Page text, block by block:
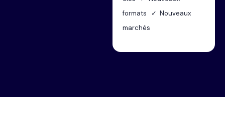
formats ✓ Nouveaux
marchés